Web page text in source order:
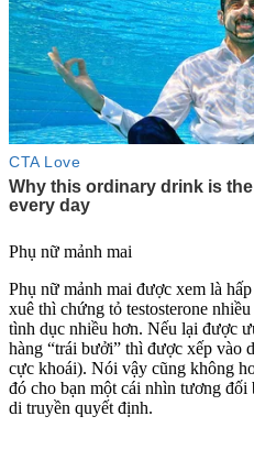
Phụ nữ mảnh mai
Phụ nữ mảnh mai được xem là
xuê thì chứng tỏ testosterone
tình dục nhiều hơn. Nếu lại được
hàng “trái bưởi” thì được xếp vào
cực khoái). Nói vậy cũng không
đó cho bạn một cái nhìn tương
di truyền quyết định.